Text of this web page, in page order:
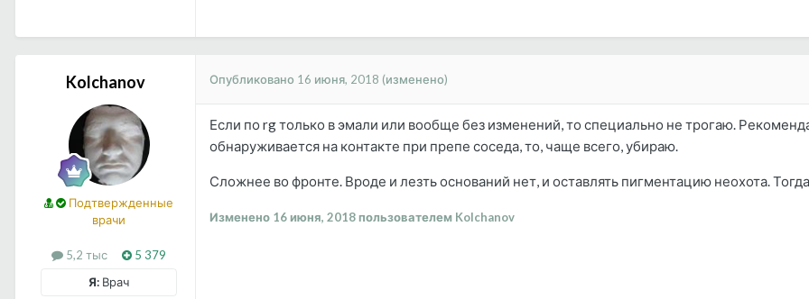
Kolchanov
Подтвержденные
врачи
5,2 тыс
5 379
Я: Врач
Опубликовано 16 июня, 2018 (изменено)
Если по rg только в эмали или вообще без изменений, то специально не трогаю.
обнаруживается на контакте при препе соседа, то, чаще всего, убираю.
Сложнее во фронте. Вроде и лезть оснований нет, и оставлять пигментацию неохота.
Изменено 16 июня, 2018пользователем Kolchanov